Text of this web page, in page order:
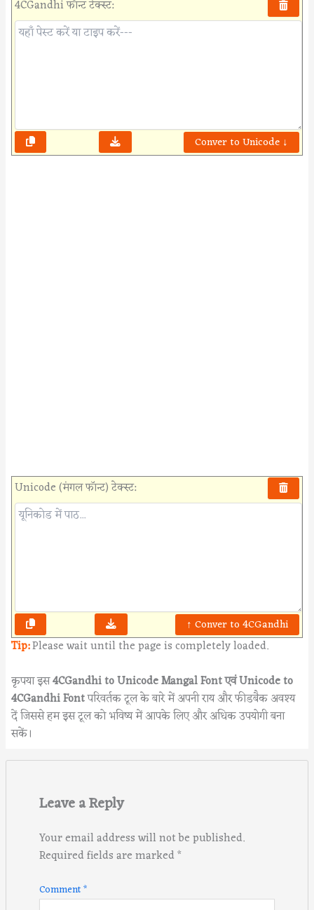
4CGandhi फॉन्ट टेक्स्ट:
Conver to Unicode ↓
Unicode (मंगल फॉन्ट) टेक्स्ट:
↑ Conver to 4CGandhi
Tip:Please wait until the page is completely loaded.
कृपया इस4CGandhi to Unicode Mangal Font एवं Unicode to
4CGandhiFontपरिवर्तक टूल के बारे में अपनी राय और फीडबैक अवश्य
दें जिससे हम इस टूल को भविष्य में आपके लिए और अधिक उपयोगी बना
सकें।
Leave a Reply
Your email address will not be published.
Required fields are marked*
Comment*